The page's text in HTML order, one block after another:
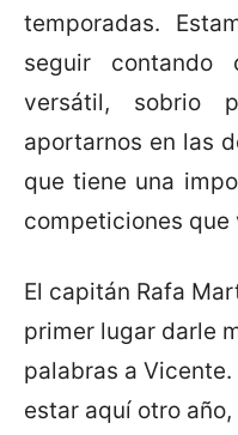
temporadas.
seguir contando
versátil, sobrio
aportarnos en las
que tiene una
competiciones que
El capitán Rafa
primer lugar darle
palabras a
estar aquí otro